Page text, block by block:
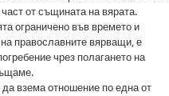
от същината на вярата.
ограничено във времето и
православните вярващи, е
чрез полагането на
взема отношение по една от